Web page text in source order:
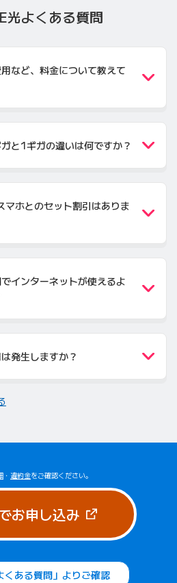
光よくある質問
など、料金について教えて
と1ギガの違いは何ですか？
ホとのセット割引はありま
インターネットが使えるよ
発生しますか？
・ 違約金をご確認ください。
お申し込み（新しいタブ
くある質問」よりご確認